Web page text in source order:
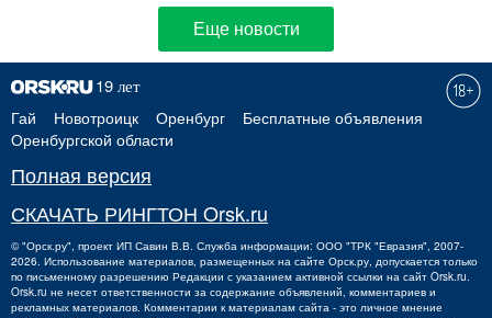
Еще новости
Гай Новотроицк Оренбург
Бесплатные объявления
Оренбургской области
Полная версия
СКАЧАТЬ РИНГТОН Orsk.ru
©"Орск.ру", проект ИП Савин В.В. Служба информации: ООО "ТРК "Евразия", 2007-
2026. Использование материалов, размещенных на сайте Орск.ру, допускается только
по письменному разрешению Редакции с указанием активной ссылки на сайт Orsk.ru.
Orsk.ru не несет ответственности за содержание объявлений, комментариев и
рекламных материалов. Комментарии к материалам сайта - это личное мнение